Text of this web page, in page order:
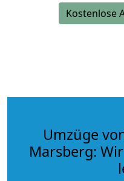
Kostenlose
Umzüge
Marsberg: